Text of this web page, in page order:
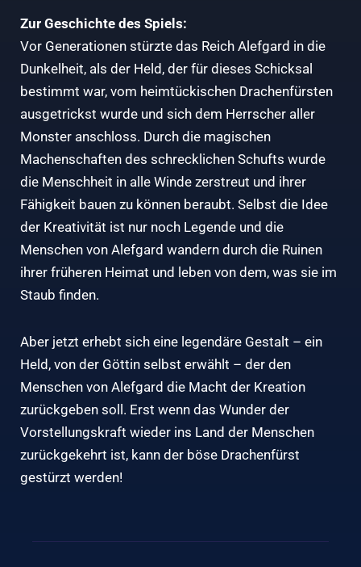
Zur Geschichte des Spiels:
Vor Generationen stürzte das Reich Alefgard in die
Dunkelheit, als der Held, der für dieses Schicksal
bestimmt war, vom heimtückischen Drachenfürsten
ausgetrickst wurde und sich dem Herrscher aller
Monster anschloss. Durch die magischen
Machenschaften des schrecklichen Schufts wurde
die Menschheit in alle Winde zerstreut und ihrer
Fähigkeit bauen zu können beraubt. Selbst die Idee
der Kreativität ist nur noch Legende und die
Menschen von Alefgard wandern durch die Ruinen
ihrer früheren Heimat und leben von dem, was sie im
Staub finden.
Aber jetzt erhebt sich eine legendäre Gestalt – ein
Held, von der Göttin selbst erwählt – der den
Menschen von Alefgard die Macht der Kreation
zurückgeben soll. Erst wenn das Wunder der
Vorstellungskraft wieder ins Land der Menschen
zurückgekehrt ist, kann der böse Drachenfürst
gestürzt werden!